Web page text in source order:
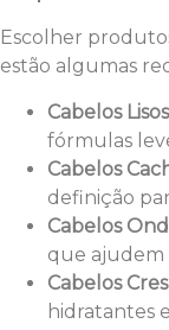
Escolher
estão algumas
Cabelos
fórmulas
Cabelos
definição
Cabelos
que ajudem
Cabelos
hidratantes